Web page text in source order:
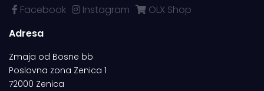
Facebook Instagram
OLX Shop
Adresa
Zmaja od Bosne bb
Poslovna zona Zenica 1
72000 Zenica